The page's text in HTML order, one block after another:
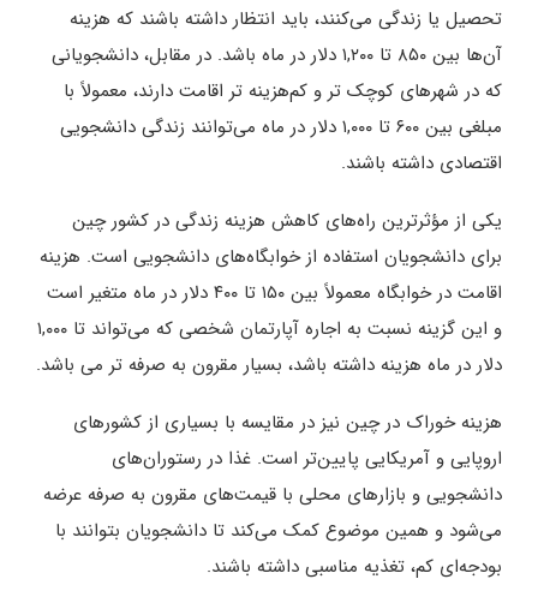
تحصیل یا زندگی می‌کنند، باید انتظار داشته باشند که هزینه
آن‌ها بین ۸۵۰ تا ۱,۲۰۰ دلار در ماه باشد. در مقابل، دانشجویانی
که در شهرهای کوچک ‌تر و کم‌هزینه ‌تر اقامت دارند، معمولاً با
مبلغی بین ۶۰۰ تا ۱,۰۰۰ دلار در ماه می‌توانند زندگی دانشجویی
اقتصادی داشته باشند.
یکی از مؤثرترین راه‌های کاهش هزینه زندگی در کشور چین
برای دانشجویان استفاده از خوابگاه‌های دانشجویی است. هزینه
اقامت در خوابگاه معمولاً بین ۱۵۰ تا ۴۰۰ دلار در ماه متغیر است
و این گزینه نسبت به اجاره آپارتمان شخصی که می‌تواند تا ۱,۰۰۰
دلار در ماه هزینه داشته باشد، بسیار مقرون به صرفه تر می باشد.
هزینه خوراک در چین نیز در مقایسه با بسیاری از کشورهای
اروپایی و آمریکایی پایین‌تر است. غذا در رستوران‌های
دانشجویی و بازارهای محلی با قیمت‌های مقرون ‌به‌ صرفه عرضه
می‌شود و همین موضوع کمک می‌کند تا دانشجویان بتوانند با
بودجه‌ای کم، تغذیه مناسبی داشته باشند.